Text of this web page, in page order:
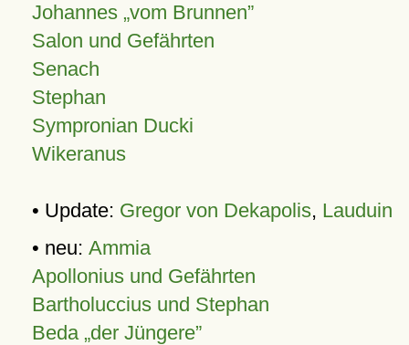
Johannes vom Brunnen
Salon und Gefährten
Senach
Stephan
Sympronian Ducki
Wikeranus
• Update: Gregor von Dekapolis, Lauduin
• neu: Ammia
Apollonius und Gefährten
Bartholuccius und Stephan
Beda „der Jüngere”